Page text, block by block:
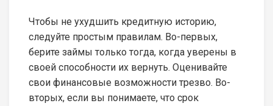
Чтобы не ухудшить кредитную историю,
следуйте простым правилам. Во-первых,
берите займы только тогда, когда уверены в
своей способности их вернуть. Оценивайте
свои финансовые возможности трезво. Во-
вторых, если вы понимаете, что срок